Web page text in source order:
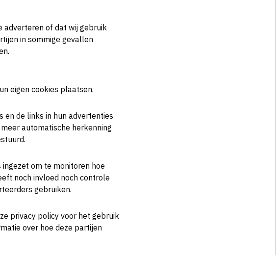
adverteren of dat wij gebruik
in sommige gevallen
eigen cookies plaatsen.
en de links in hun advertenties
automatische herkenning
om te monitoren hoe
noch invloed noch controle
gebruiken.
privacy policy voor het gebruik
over hoe deze partijen